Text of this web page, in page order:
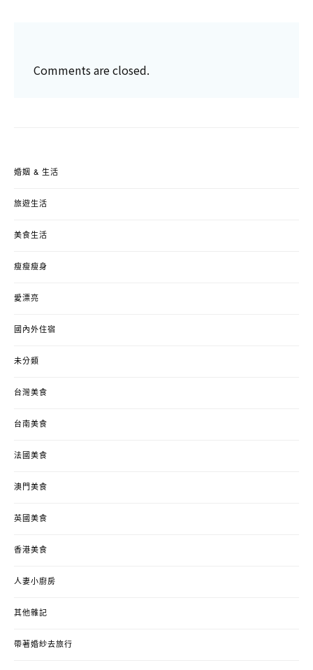
Comments are closed.
婚姻 & 生活
旅遊生活
美食生活
瘦瘦瘦身
愛漂亮
國內外住宿
未分類
台灣美食
台南美食
法國美食
澳門美食
英國美食
香港美食
人妻小廚房
其他雜記
帶著婚紗去旅行